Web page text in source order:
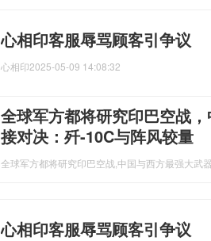
心相印客服辱骂顾客引争议
心相印2025-05-09 14:08:32
全球军方都将研究印巴空战
接对决：歼-10C与阵风较量
全球军方都将研究印巴空战,中国与西方最强大武
心相印客服辱骂顾客引争议